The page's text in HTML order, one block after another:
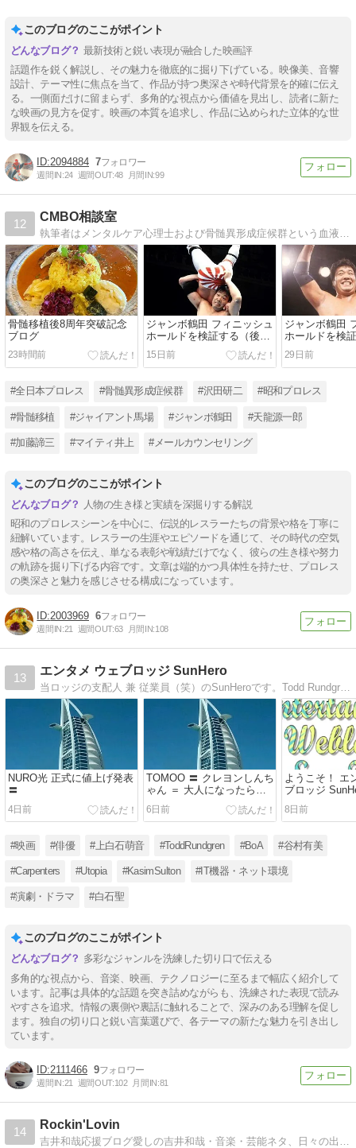
このブログのここがポイント
最新技術と鋭い表現が融合した映画評
話題作を鋭く解説し、その魅力を徹底的に掘り下げている。映像美、音響
設計、テーマ性に焦点を当て、作品が持つ奥深さや時代背景を的確に伝え
る。一側面だけに留まらず、多角的な視点から価値を見出し、読者に新た
な映画の見方を促す。映画の本質を追求し、作品に込められた立体的な世
界観を伝える。
2094884 7
週間IN:24 週間OUT:48 月間IN:99
12
CMBO相談室
骨髄移植後8周年突破記念
ブログ
23時間前
ジャンボ鶴田 フィニッシュ
ホールドを検証する（後
15日前
ジャンボ鶴田
ホールドを検
29日前
#全日本プロレス #骨髄異形成症候群 #沢田研二 #昭和プロレス
#骨髄移植 #ジャイアント馬場 #ジャンボ鶴田 #天龍源一郎
#加藤諦三 #マイティ井上 #メールカウンセリング
このブログのここがポイント
人物の生き様と実績を深掘りする解説
昭和のプロレスシーンを中心に、伝説的レスラーたちの背景や格を丁寧に
紐解いています。レスラーの生涯やエピソードを通じて、その時代の空気
感や格の高さを伝え、単なる表彰や戦績だけでなく、彼らの生き様や努力
の軌跡を掘り下げる内容です。文章は端的かつ具体性を持たせ、プロレス
の奥深さと魅力を感じさせる構成になっています。
2003969 6
週間IN:21 週間OUT:63 月間IN:108
13
エンタメ ウェブロッジ SunHero
当ロッジの支配人 兼 従業員（笑）のSunHeroです。Todd Rundgrenと谷村有美とBoAの音楽をこよなく愛する毒心翁が、お気に入りの音楽や映画（時々ドラマ）などを語るブログです。どうぞヨロシクお願いします。
NURO光 正式に値上げ発表
〓
4日前
TOMOO 〓 クレヨンしんち
ゃん ＝ 大人になったら
［2026 Japan］
6日前
ようこそ！ エ
ブロッジ
Ver.8）
8日前
#映画 #俳優 #上白石萌音 #ToddRundgren #BoA #谷村有美
#Carpenters #Utopia #KasimSulton #IT機器・ネット環境
#演劇・ドラマ #白石聖
このブログのここがポイント
多彩なジャンルを洗練した切り口で伝える
多角的な視点から、音楽、映画、テクノロジーに至るまで幅広く紹介して
います。記事は具体的な話題を突き詰めながらも、洗練された表現で読み
やすさを追求。情報の裏側や裏話に触れることで、深みのある理解を促し
ます。独自の切り口と鋭い言葉選びで、各テーマの新たな魅力を引き出し
ています。
2111466 9
週間IN:21 週間OUT:102 月間IN:81
14
Rockin'Lovin
吉井和哉応援ブログ愛しの吉井和哉・音楽・芸能ネタ、日々の出来事を勝手気ままに書いちゃいマス